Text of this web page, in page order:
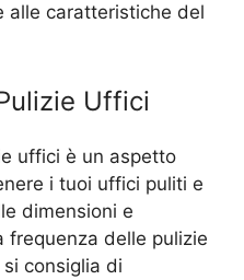
alle caratteristiche del
Uffici
uffici è un aspetto
i tuoi uffici puliti e
dimensioni e
frequenza delle pulizie
consiglia di